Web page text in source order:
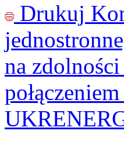
Drukuj
na